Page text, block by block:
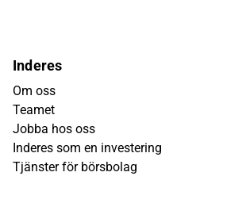
Inderes
Om oss
Teamet
Jobba hos oss
Inderes som en investering
Tjänster för börsbolag